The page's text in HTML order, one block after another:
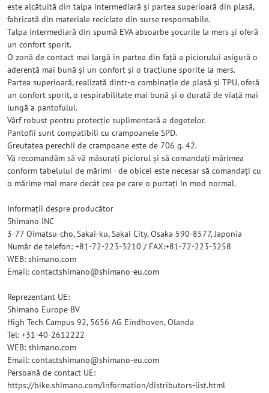
este alcătuită din talpa intermediară și partea superioară din plasă,
fabricată din materiale reciclate din surse responsabile.
Talpa intermediară din spumă EVA absoarbe șocurile la mers și oferă
un confort sporit.
O zonă de contact mai largă în partea din față a piciorului asigură o
aderență mai bună și un confort și o tracțiune sporite la mers.
Partea superioară, realizată dintr-o combinație de plasă și TPU, oferă
un confort sporit, o respirabilitate mai bună și o durată de viață mai
lungă a pantofului.
Vârf robust pentru protecție suplimentară a degetelor.
Pantofii sunt compatibili cu crampoanele SPD.
Greutatea perechii de crampoane este de 706 g. 42.
Vă recomandăm să vă măsurați piciorul și să comandați mărimea
conform tabelului de mărimi - de obicei este necesar să comandați cu
o mărime mai mare decât cea pe care o purtați în mod normal.
Informații despre producător
Shimano INC
3-77 Oimatsu-cho, Sakai-ku, Sakai City, Osaka 590-8577, Japonia
Număr de telefon: +81-72-223-3210 / FAX:+81-72-223-3258
WEB: shimano.com
Email: contactshimano@shimano-eu.com
Reprezentant UE:
Shimano Europe BV
High Tech Campus 92, 5656 AG Eindhoven, Olanda
Tel: +31-40-2612222
WEB: shimano.com
Email: contactshimano@shimano-eu.com
Persoană de contact UE:
https://bike.shimano.com/information/distributors-list.html